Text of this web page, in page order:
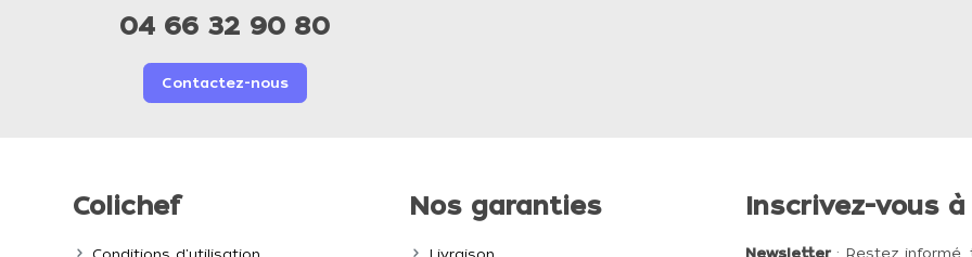
04 66 32 90 80
Contactez-nous
Colichef Nos garanties Inscrivez-vous
Newsletter: Restez informé,